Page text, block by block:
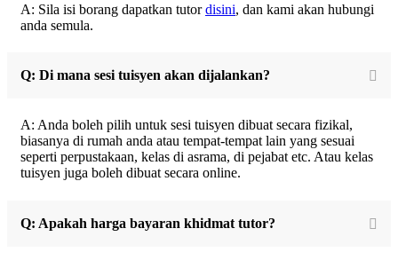
A: Sila isi borang dapatkan tutordisini, dan kami akan hubungi
anda semula.
Q: Di mana sesi tuisyen akan dijalankan?
A: Anda boleh pilih untuk sesi tuisyen dibuat secara fizikal,
biasanya di rumah anda atau tempat-tempat lain yang sesuai
seperti perpustakaan, kelas di asrama, di pejabat etc. Atau kelas
tuisyen juga boleh dibuat secara online.
Q: Apakah harga bayaran khidmat tutor?